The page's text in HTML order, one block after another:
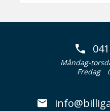
Måndag-
Fredag